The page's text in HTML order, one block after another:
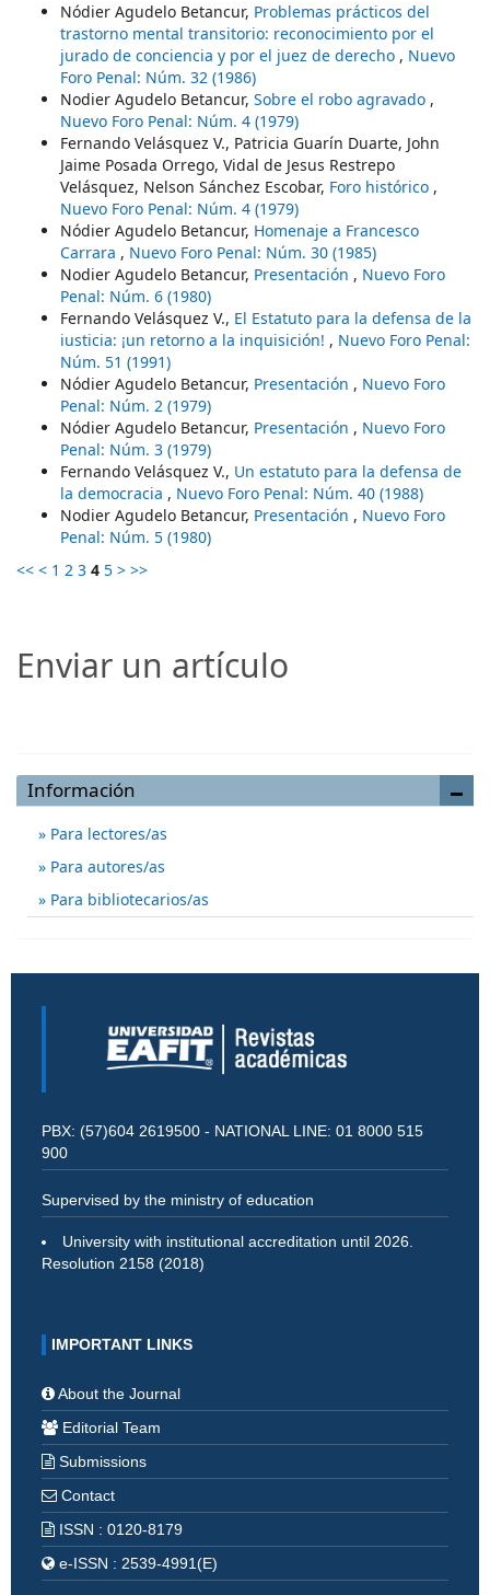
Nódier Agudelo Betancur, Problemas prácticos del
trastorno mental transitorio: reconocimiento por el
jurado de conciencia y por el juez de derecho , Nuevo
Foro Penal: Núm. 32 (1986)
Nodier Agudelo Betancur, Sobre el robo agravado ,
Nuevo Foro Penal: Núm. 4 (1979)
Fernando Velásquez V., Patricia Guarín Duarte, John
Jaime Posada Orrego, Vidal de Jesus Restrepo
Velásquez, Nelson Sánchez Escobar, Foro histórico ,
Nuevo Foro Penal: Núm. 4 (1979)
Nódier Agudelo Betancur, Homenaje a Francesco
Carrara , Nuevo Foro Penal: Núm. 30 (1985)
Nodier Agudelo Betancur, Presentación , Nuevo Foro
Penal: Núm. 6 (1980)
Fernando Velásquez V., El Estatuto para la defensa de la
iusticia: ¡un retorno a la inquisición! , Nuevo Foro Penal:
Núm. 51 (1991)
Nódier Agudelo Betancur, Presentación , Nuevo Foro
Penal: Núm. 2 (1979)
Nódier Agudelo Betancur, Presentación , Nuevo Foro
Penal: Núm. 3 (1979)
Fernando Velásquez V., Un estatuto para la defensa de
la democracia , Nuevo Foro Penal: Núm. 40 (1988)
Nodier Agudelo Betancur, Presentación , Nuevo Foro
Penal: Núm. 5 (1980)
<< < 1 2 3 4 5 > >>
Enviar un artículo
Información
Para lectores/as
Para autores/as
Para bibliotecarios/as
PBX: (57)604 2619500 - NATIONAL LINE: 01 8000 515
900
Supervised by the ministry of education
University with institutional accreditation until 2026.
Resolution 2158 (2018)
IMPORTANT LINKS
About the Journal
Editorial Team
Submissions
Contact
ISSN : 0120-8179
e-ISSN : 2539-4991(E)